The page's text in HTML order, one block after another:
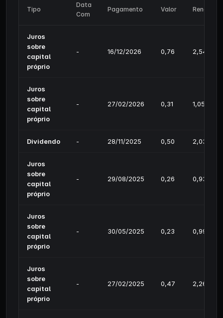
Tipo
Data
Com
Pagamento Valor
Juros
sobre
capital
próprio
- 16/12/2026 0,76 2,54%
Juros
sobre
capital
próprio
- 27/02/2026 0,31 1,05%
Dividendo - 28/11/2025 0,50 2,03%
Juros
sobre
capital
próprio
- 29/08/2025 0,26 0,93%
Juros
sobre
capital
próprio
- 30/05/2025 0,23 0,99%
Juros
sobre
capital
próprio
- 27/02/2025 0,47 2,26%